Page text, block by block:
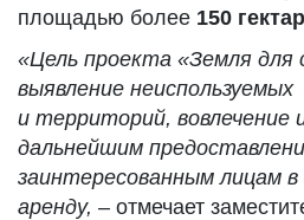
площадью более 150
«Цель проекта «Земля для
выявление
и территорий, вовлечение
дальнейшим
заинтересованным лицам
аренду, – отмечает